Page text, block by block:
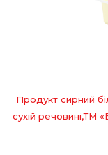
Продукт сирний
сухій речовині,ТМ